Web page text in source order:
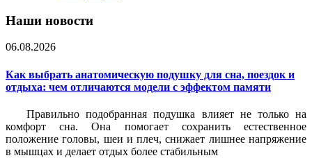
Наши новости
06.08.2026
Как выбрать анатомическую подушку для сна, поездок и
отдыха: чем отличаются модели с эффектом памяти
Правильно подобранная подушка влияет не только на
комфорт сна. Она помогает сохранить естественное
положение головы, шеи и плеч, снижает лишнее напряжение
в мышцах и делает отдых более стабильным